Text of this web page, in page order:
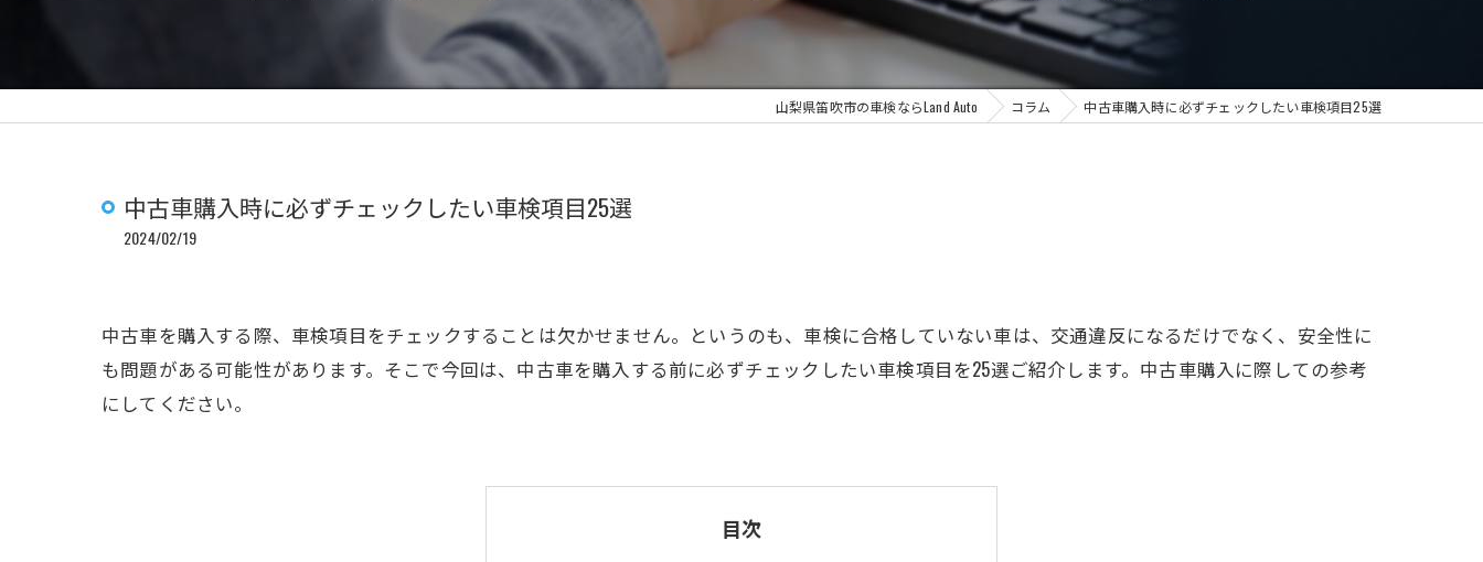
輸入車
バッテリー
山梨県笛吹市の車検ならLand Auto コラム 中古車購入時に必ずチェックしたい車検項目25選
中古車購入時に必ずチェックしたい車検項目25選
2024/02/19
中古車を購入する際、車検項目をチェックすることは欠かせません。というのも、車検に合格していない車は、交通違反になるだけでなく、安全性に
も問題がある可能性があります。そこで今回は、中古車を購入する前に必ずチェックしたい車検項目を25選ご紹介します。中古車購入に際しての参考
にしてください。
目次